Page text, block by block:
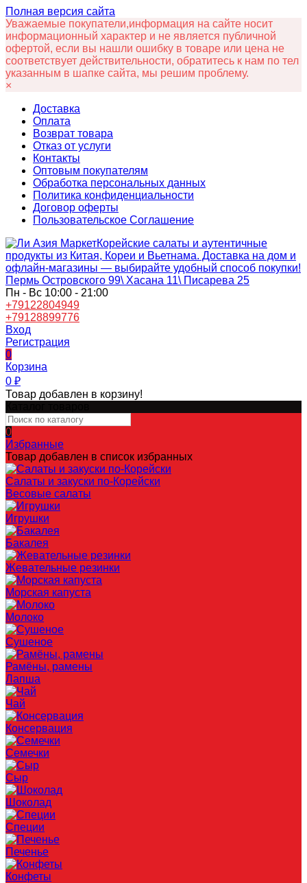
Полная версия сайта
Уважаемые покупатели,информация на сайте носит
информационный характер и не является публичной
офертой, если вы нашли ошибку в товаре или цена не
соответствует действительности, обратитесь к нам по тел
указанным в шапке сайта, мы решим проблему.
×
Доставка
Оплата
Возврат товара
Отказ от услуги
Контакты
Оптовым покупателям
Обработка персональных данных
Политика конфиденциальности
Договор оферты
Пользовательское Соглашение
Корейские салаты и аутентичные
продукты из Китая, Кореи и Вьетнама. Доставка на дом и
офлайн‑магазины — выбирайте удобный способ покупки!
Пермь Островского 99\ Хасана 11\ Писарева 25
Пн - Вс 10:00 - 21:00
+79122804949
+79128899776
Вход
Регистрация
0
Корзина
0 ₽
Товар добавлен в корзину!
0
Избранные
Товар добавлен в список избранных
Салаты и закуски по-Корейски
Весовые салаты
Игрушки
Бакалея
Жевательные резинки
Морская капуста
Молоко
Сушеное
Рамёны, рамены
Лапша
Чай
Консервация
Семечки
Сыр
Шоколад
Специи
Печенье
Конфеты